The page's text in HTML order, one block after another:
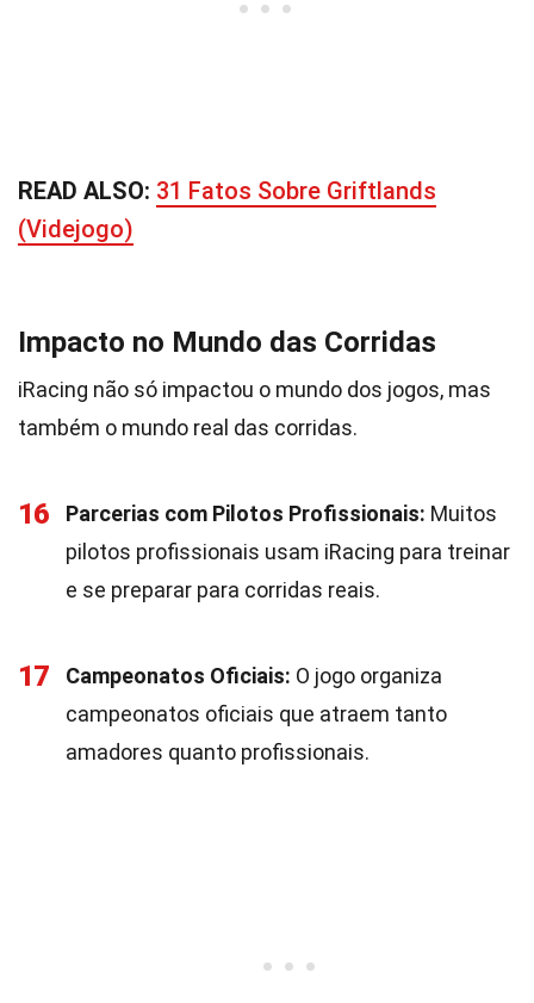
READ ALSO: 31 Fatos Sobre Griftlands
(Videjogo)
Impacto no Mundo das Corridas
iRacing não só impactou o mundo dos jogos, mas
também o mundo real das corridas.
16 Parcerias com Pilotos Profissionais: Muitos
pilotos profissionais usam iRacing para treinar
e se preparar para corridas reais.
17 Campeonatos Oficiais: O jogo organiza
campeonatos oficiais que atraem tanto
amadores quanto profissionais.